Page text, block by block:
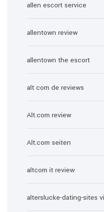
allen escort service
allentown review
allentown the escort
alt com de reviews
Alt.com review
Alt.com seiten
altcom it review
alterslucke-dating-sites